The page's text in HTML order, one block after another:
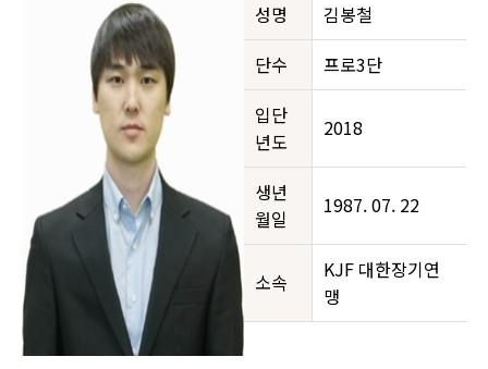
성명
김봉철
단수
프로3단
입단
년도
2018
생년
월일
1987. 07. 22
소속
KJF 대한장기연
맹